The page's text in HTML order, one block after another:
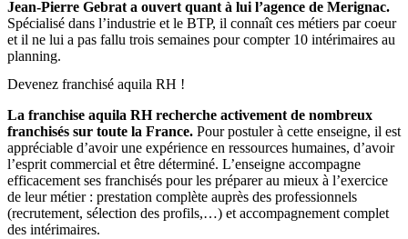
Jean-Pierre Gebrat a ouvert quant à lui l’agence de Merignac.
Spécialisé dans l’industrie et le BTP, il connaît ces métiers par coeur
et il ne lui a pas fallu trois semaines pour compter 10 intérimaires au
planning.
Devenez franchisé aquila RH !
La franchise aquila RH recherche activement de nombreux
franchisés sur toute la France. Pour postuler à cette enseigne, il est
appréciable d’avoir une expérience en ressources humaines, d’avoir
l’esprit commercial et être déterminé. L’enseigne accompagne
efficacement ses franchisés pour les préparer au mieux à l’exercice
de leur métier : prestation complète auprès des professionnels
(recrutement, sélection des profils,…) et accompagnement complet
des intérimaires.